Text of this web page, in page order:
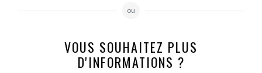
ou
VOUS SOUHAITEZ PLUS
D'INFORMATIONS ?